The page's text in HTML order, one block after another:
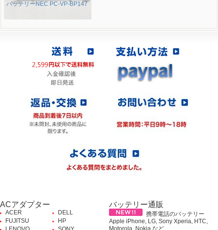
バッテリーNEC PC-VP-BP147
ACアダプター
ACER
DELL
FUJITSU
HP
バッテリー通販
携帯電話のバッテリー
Apple iPhone, LG, Sony Xperia, HTC,